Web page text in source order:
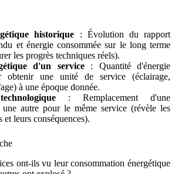
historique : Évolution du rapport
et énergie consommée sur le long terme
les progrès techniques réels).
d'un service: Quantité d'énergie
obtenir une unité de service (éclairage,
à une époque donnée.
: Remplacement d'une
autre pour le même service (révèle les
leurs conséquences).
ont-ils vu leur consommation énergétique